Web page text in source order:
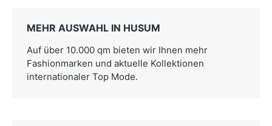
MEHR AUSWAHL IN HUSUM
Auf über 10.000 qm bieten wir Ihnen mehr
Fashionmarken und aktuelle Kollektionen
internationaler Top Mode.